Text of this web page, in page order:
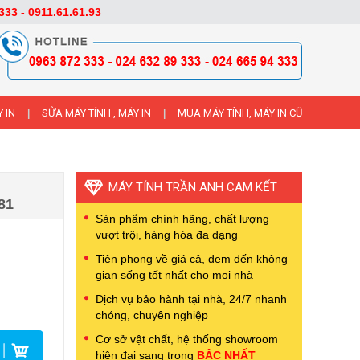
IN SỬA MÁY TÍNH , MÁY IN MUA MÁY TÍNH, MÁY IN CŨ
MÁY TÍNH TRẦN ANH CAM KẾT
Sản phẩm chính hãng, chất lượng
vượt trội, hàng hóa đa dạng
Tiên phong về giá cả, đem đến không
gian sống tốt nhất cho mọi nhà
Dịch vụ bảo hành tại nhà, 24/7 nhanh
chóng, chuyên nghiệp
Cơ sở vật chất, hệ thống showroom
hiện đại sang trọng BẬC NHẤT
- 0911.61.61.93